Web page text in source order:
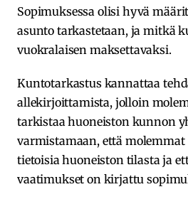
Sopimuksessa olisi hyvä
asunto tarkastetaan, ja mitkä
vuokralaisen maksettavaksi.
Kuntotarkastus kannattaa
allekirjoittamista, jolloin
tarkistaa huoneiston kunnon
varmistamaan, että molemmat
tietoisia huoneiston tilasta ja
vaatimukset on kirjattu